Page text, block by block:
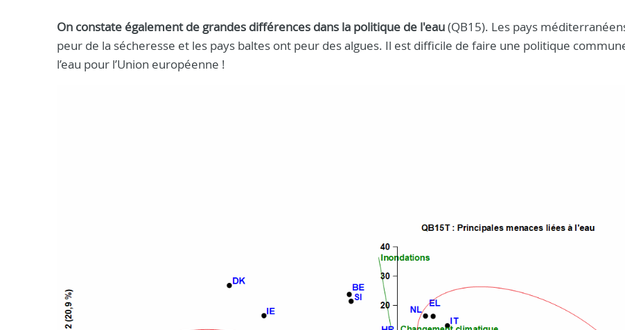
On constate également de grandes différences dans la politique de l'eau(QB15). Les pays
peur de la sécheresse et les pays baltes ont peur des algues. Il est difficile de faire une politique
l’eau pour l’Union européenne !